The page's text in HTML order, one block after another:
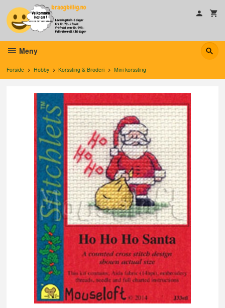
innholdet
Meny
Forside Hobby Korssting & Broderi Mini korssting